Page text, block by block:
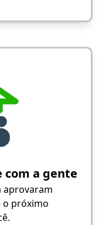
com a gente
aprovaram
o próximo